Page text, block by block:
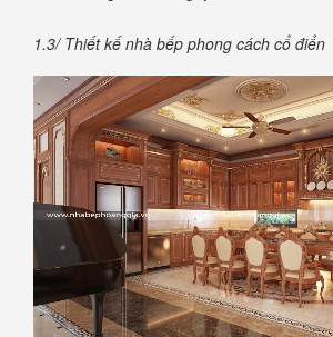
1.3/ Thiết kế nhà bếp phong cách cổ điển